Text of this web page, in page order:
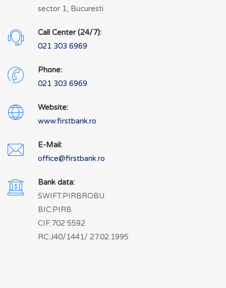
sector 1, Bucuresti
Call Center (24/7):
021 303 6969
Phone:
021 303 6969
Website:
www.firstbank.ro
E-Mail:
office@firstbank.ro
Bank data:
SWIFT:PIRBROBU
BIC:PIRB
CIF:702 5592
RC:J40/1441/ 27.02.1995